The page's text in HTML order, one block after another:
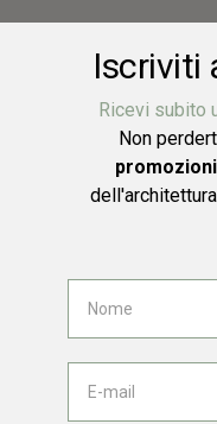
Iscriviti
Ricevi subito
Non
promozioni